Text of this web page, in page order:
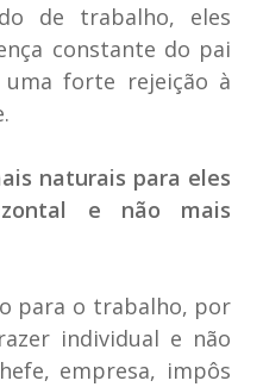
de trabalho, eles
constante do pai
forte rejeição à
naturais para eles
e não mais
para o trabalho, por
individual e não
empresa, impôs